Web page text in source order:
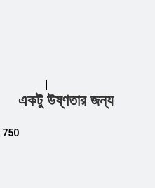
Add to cart
একটু উষ্ণতার জন্য
750